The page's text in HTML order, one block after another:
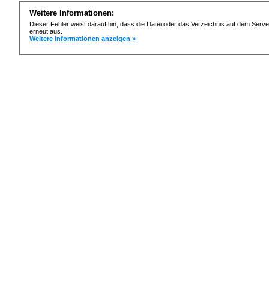
Weitere Informationen:
Dieser Fehler weist darauf hin, dass die Datei oder das Verzeichnis auf dem
erneut aus.
Weitere Informationen anzeigen »